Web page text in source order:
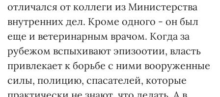
отличался от коллеги из Министерства
внутренних дел. Кроме одного - он был
еще и ветеринарным врачом. Когда за
рубежом вспыхивают эпизоотии, власть
привлекает к борьбе с ними вооруженные
силы, полицию, спасателей, которые